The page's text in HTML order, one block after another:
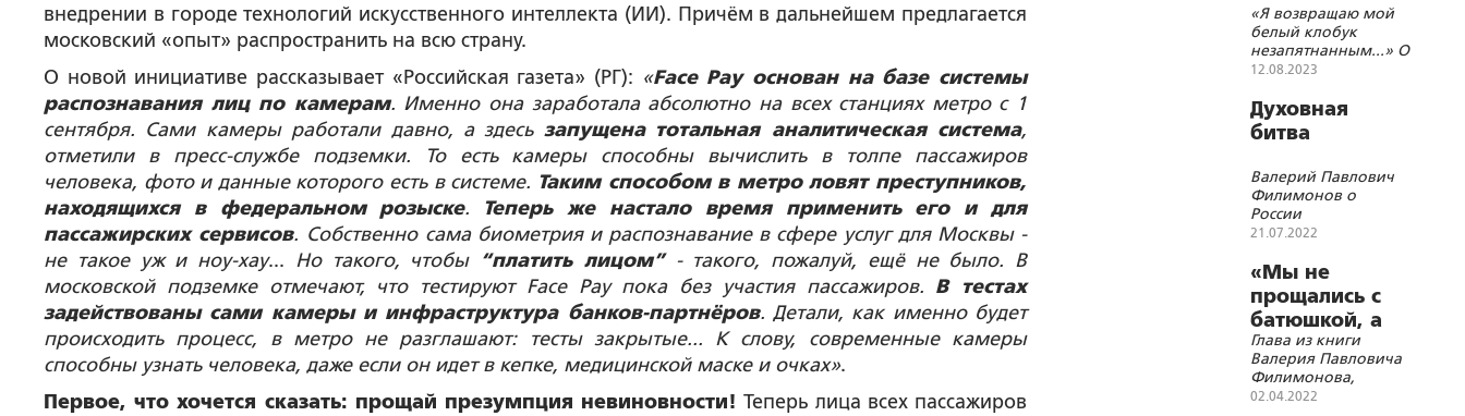
внедрении в городе технологий искусственного интеллекта (ИИ). Причём в дальнейшем предлагается
московский «опыт» распространить на всю страну.
О новой инициативе рассказывает «Российская газета» (РГ): «Face Pay основан на базе системы
распознавания лиц по камерам. Именно она заработала абсолютно на всех станциях метро с 1
сентября. Сами камеры работали давно, а здесь запущена тотальная аналитическая система,
отметили в пресс-службе подземки. То есть камеры способны вычислить в толпе пассажиров
человека, фото и данные которого есть в системе. Таким способом в метро ловят преступников,
находящихся в федеральном розыске. Теперь же настало время применить его и для
пассажирских сервисов. Собственно сама биометрия и распознавание в сфере услуг для Москвы -
не такое уж и ноу-хау... Но такого, чтобы “платить лицом”- такого, пожалуй, ещё не было. В
московской подземке отмечают, что тестируют Face Pay пока без участия пассажиров. В тестах
задействованы сами камеры и инфраструктура банков-партнёров. Детали, как именно будет
происходить процесс, в метро не разглашают: тесты закрытые... К слову, современные камеры
способны узнать человека, даже если он идет в кепке, медицинской маске и очках».
Первое, что хочется сказать: прощай презумпция невиновности! Теперь лица всех пассажиров
«Я возвращаю мой
белый клобук
незапятнанным...» О
непостижимых
мученической
кончине
митрополита
Вениамина
12.08.2023
Духовная
битва
Валерий Павлович
Филимонов о
России
21.07.2022
«Мы не
прощались с
батюшкой, а
провожали его
в жизнь
вечную...»
Глава из книги
Валерия Павловича
Филимонова,
посвящённой
02.04.2022